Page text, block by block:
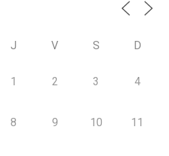
J V S D
1 2 3 4
8 9 10 11